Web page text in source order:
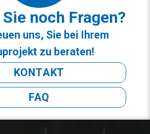
noch Fragen?
uns, Sie bei Ihrem
zu beraten!
KONTAKT
FAQ